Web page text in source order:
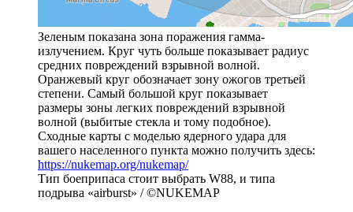
Зеленым показана зона поражения гамма-
излучением. Круг чуть больше показывает радиус
средних повреждений взрывной волной.
Оранжевый круг обозначает зону ожогов третьей
степени. Самый большой круг показывает
размеры зоны легких повреждений взрывной
волной (выбитые стекла и тому подобное).
Сходные карты с моделью ядерного удара для
вашего населенного пункта можно получить здесь:
https://nukemap.org/nukemap/
Тип боеприпаса стоит выбрать W88, и типа
подрыва «airburst» / ©NUKEMAP